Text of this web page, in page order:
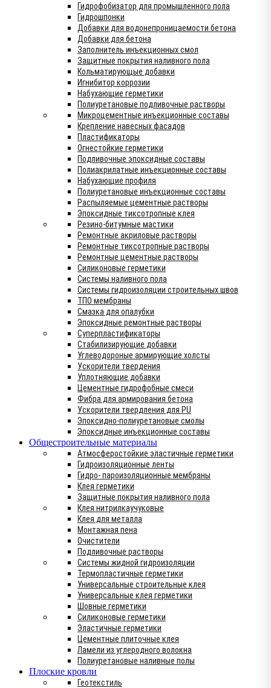
Гидрофобизатор для промышленного пола
Гидрошпонки
Добавки для водонепроницаемости бетона
Добавки для бетона
Заполнитель инъекционных смол
Защитные покрытия наливного пола
Кольматирующые добавки
Игнибитор коррозии
Набухающие герметики
Полиуретановые подливочные растворы
Микроцементные инъекционные составы
Крепление навесных фасадов
Пластификаторы
Огнестойкие герметики
Подливочные эпоксидные составы
Полиакрилатные инъекционные составы
Набухающие профиля
Полиуретановые инъекционные составы
Распыляемые цементные растворы
Эпоксидные тиксотропные клея
Резино-битумные мастики
Ремонтные акриловые растворы
Ремонтные тиксотропные растворы
Ремонтные цементные растворы
Силиконовые герметики
Системы наливного пола
Системы гидроизоляции строительных швов
ТПО мембраны
Смазка для опалубки
Эпоксидные ремонтные растворы
Суперпластификаторы
Стабилизирующие добавки
Углеводороные армирующие холсты
Ускорители твердения
Уплотняющие добавки
Цементные гидрофобные смеси
Фибра для армирования бетона
Ускорители твердления для PU
Эпоксидно-полиуретановые смолы
Эпоксидные инъекционные составы
Общестроительные материалы
Атмосферостойкие эластичные герметики
Гидроизоляционные ленты
Гидро- пароизоляционные мембраны
Клея герметики
Защитные покрытия наливного пола
Клея нитрилкаучуковые
Клея для металла
Монтажная пена
Очистители
Подливочные растворы
Системы жидной гидроизоляции
Термопластичные герметики
Универсальные строительные клея
Универсальные клея герметики
Шовные герметики
Силиконовые герметики
Эластичные герметики
Цементные плиточные клея
Ламели из углеродного волокна
Полиуретановые наливные полы
Плоские кровли
Геотекстиль